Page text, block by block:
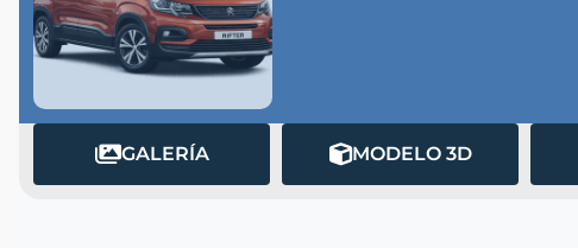
GALERÍA MODELO 3D